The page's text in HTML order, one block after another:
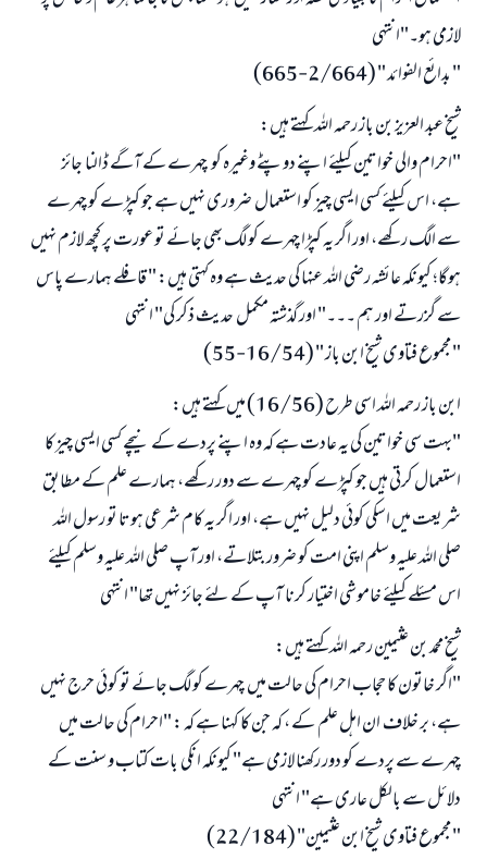
لازمی ہو۔"انتہی
" بدائع الفوائد " (2/664-665)
شیخ عبد العزیز بن باز رحمہ اللہ کہتے ہیں:
"احرام والی خواتین کیلئے اپنے دوپٹے وغیرہ کو چہرے کے آگے ڈالنا جائز
ہے، اس کیلئے کسی ایسی چیز کو استعمال ضروری نہیں ہے جو کپڑے کو چہرے
سے الگ رکھے، اور اگر یہ کپڑا چہرے کو لگ بھی جائے تو عورت پر کچھ لازم نہیں
ہوگا؛ کیونکہ عائشہ رضی اللہ عنہا کی حدیث ہے وہ کہتی ہیں: " قافلے ہمارے پاس
سے گزرتے اور ہم ۔۔۔" اور گذشتہ مکمل حدیث ذکر کی" انتہی
" مجموع فتاوى شیخ ابن باز " (16/54-55)
ابن باز رحمہ اللہ اسی طرح (16/56) میں کہتے ہیں:
"بہت سی خواتین کی یہ عادت ہے کہ وہ اپنے پردے کے نیچے کسی ایسی چیز کا
استعمال کرتی ہیں جو کپڑے کو چہرے سے دور رکھے، ہمارے علم کے مطابق
شریعت میں اسکی کوئی دلیل نہیں ہے، اور اگر یہ کام شرعی ہوتا تو رسول اللہ
صلی اللہ علیہ وسلم اپنی امت کو ضرور بتلاتے، اور آپ صلی اللہ علیہ وسلم کیلئے
اس مسئلے کیلئے خاموشی اختیار کرنا آپ کے لئے جائز نہیں تھا" انتہی
شیخ محمد بن عثیمین رحمہ اللہ کہتے ہیں:
"اگر خاتون کا حجاب احرام کی حالت میں چہرے کو لگ جائے تو کوئی حرج نہیں
ہے، بر خلاف ان اہل علم کے ، کہ جن کا کہنا ہے کہ : "احرام کی حالت میں
چہرے سے پردے کو دور رکھنا لازمی ہے" کیونکہ انکی بات کتاب و سنت کے
دلائل سے بالکل عاری ہے" انتہی
" مجموع فتاوى شیخ ابن عثیمین" (22/184)